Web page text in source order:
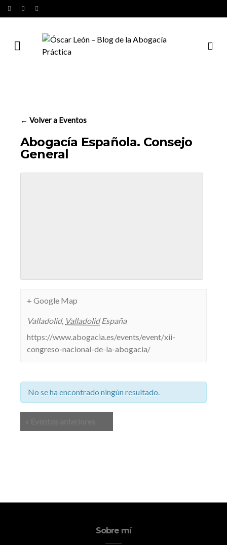
← Volver a Eventos
Abogacía Española. Consejo
General
+ Google Map
Valladolid, Valladolid España
https://www.abogacia.es/events/event/xii-
congreso-nacional-de-la-abogacia/
No se ha encontrado ningún resultado.
Sobre mí